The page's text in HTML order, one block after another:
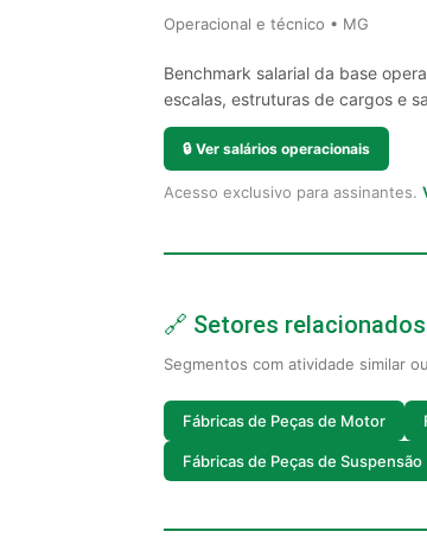
Operacional e técnico • MG
Benchmark salarial da base
escalas, estruturas de cargos e
🔒 Ver salários operacionais
Acesso exclusivo para assinantes.
🔗 Setores relacionados
Segmentos com atividade similar
Fábricas de Peças de Motor
Fábricas de Peças de Suspensão